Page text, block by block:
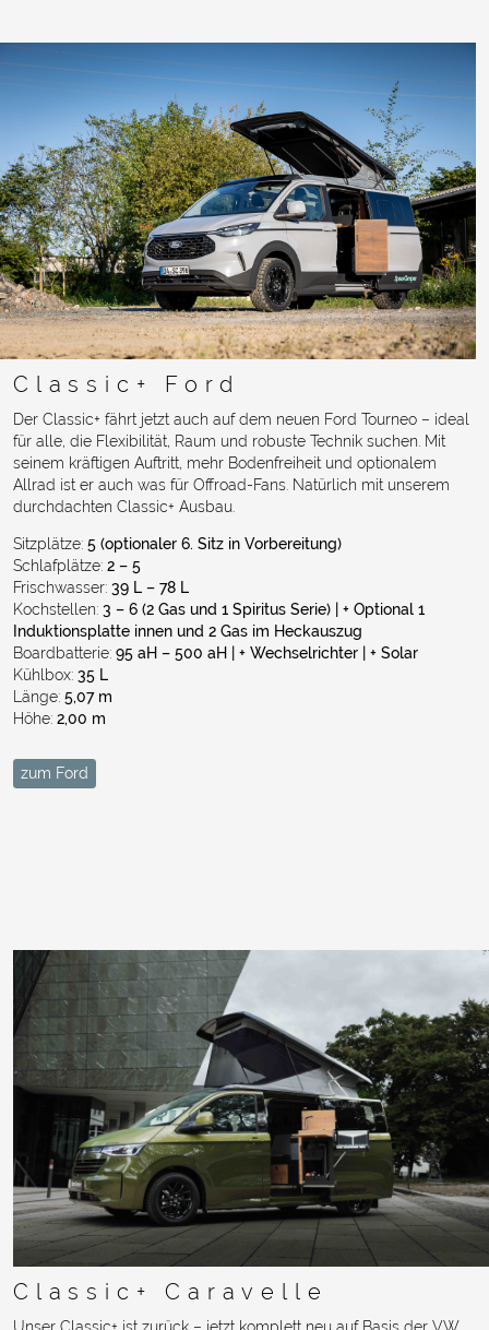
Classic+ Ford
Der Classic+ fährt jetzt auch auf dem neuen Ford Tourneo – ideal
für alle, die Flexibilität, Raum und robuste Technik suchen. Mit
seinem kräftigen Auftritt, mehr Bodenfreiheit und optionalem
Allrad ist er auch was für Offroad-Fans. Natürlich mit unserem
durchdachten Classic+ Ausbau.
Sitzplätze: 5 (optionaler 6. Sitz in Vorbereitung)
Schlafplätze: 2 – 5
Frischwasser: 39 L – 78 L
Kochstellen: 3 – 6 (2 Gas und 1 Spiritus Serie) | + Optional 1
Induktionsplatte innen und 2 Gas im Heckauszug
Boardbatterie: 95 aH – 500 aH | + Wechselrichter | + Solar
Kühlbox: 35 L
Länge: 5,07 m
Höhe: 2,00 m
zum Ford
Classic+ Caravelle